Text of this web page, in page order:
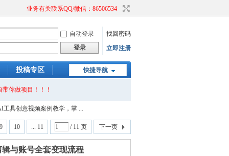
业务有关联系QQ/微信：86506534
自动登录
找回密码
登录
立即注册
快捷导航
投稿专区
你做项目！！！
具创意视频案例教学，掌 ...
9 10 ... 11 / 11 页 下一页
与账号全套变现流程